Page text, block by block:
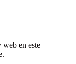
en este